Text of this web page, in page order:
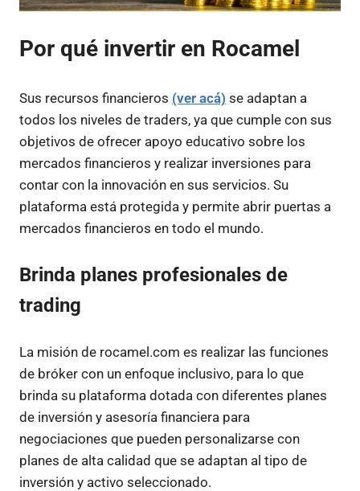
Por qué invertir en Rocamel
Sus recursos financieros (ver acá) se adaptan a
todos los niveles de traders, ya que cumple con sus
objetivos de ofrecer apoyo educativo sobre los
mercados financieros y realizar inversiones para
contar con la innovación en sus servicios. Su
plataforma está protegida y permite abrir puertas a
mercados financieros en todo el mundo.
Brinda planes profesionales de
trading
La misión de rocamel.com es realizar las funciones
de bróker con un enfoque inclusivo, para lo que
brinda su plataforma dotada con diferentes planes
de inversión y asesoría financiera para
negociaciones que pueden personalizarse con
planes de alta calidad que se adaptan al tipo de
inversión y activo seleccionado.